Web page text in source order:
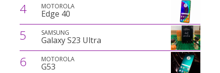
4 MOTOROLA
Edge 40
5 SAMSUNG
Galaxy S23 Ultra
6 MOTOROLA
G53